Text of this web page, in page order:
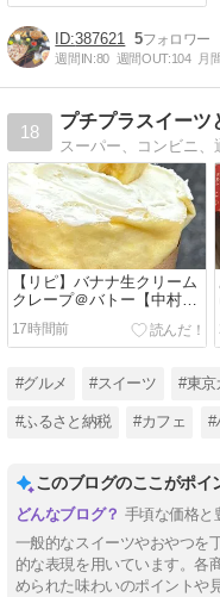
387621 5
週間IN:80 週間OUT:104 月
18
プチプラスイーツ
【リピ】バナナ生クリーム
クレープ＠バトー【中村
橋】
17時間前
#グルメ #スイーツ #東京
#ふるさと納税 #カフェ #
このブログのここがポイ
手頃な価格と
一般的なスイーツやおやつを
的な表現を用いています。各
められた味わいのポイントや